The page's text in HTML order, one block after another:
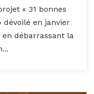
« 31 bonnes
dévoilé en janvier
débarrassant la